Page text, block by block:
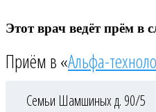
Этот врач ведёт прём в
Приём в «Альфа-
Семьи Шамшиных д. 90/5